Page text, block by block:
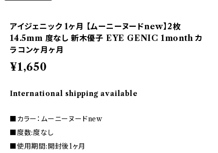
アイジェニック 1ヶ月 【ムーニーヌードnew】2枚
14.5mm 度なし 新木優子 EYE GENIC 1month カ
ラコンヶ月ヶ月
¥1,650
International shipping available
■カラー：ムーニーヌードnew
■度数:度なし
■使用期間:開封後1ヶ月